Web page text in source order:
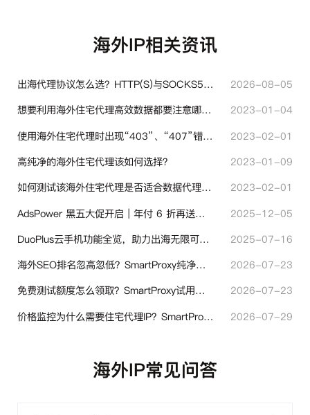
海外IP相关资讯
出海代理协议怎么选？HTTP(S)与SOCKS5核心差异与选型技巧
2026-08-05
想要利用海外住宅代理高效数据都要注意哪些地方？
2023-01-04
使用海外住宅代理时出现“403”、“407”错误代码时代表什么？
2023-02-01
高纯净的海外住宅代理该如何选择？
2023-01-09
如何测试该海外住宅代理是否适合数据代理使用？
2023-02-01
AdsPower 黑五大促开启｜年付 6 折再送半年＋豪礼抽奖
2025-12-05
DuoPlus云手机功能全览，助力出海无限可能！
2025-07-16
海外SEO排名忽高忽低？SmartProxy纯净住宅IP助力站点权重稳定
2026-07-23
免费测试额度怎么领取？SmartProxy试用产品完整体验指引
2026-07-23
价格监控为什么需要住宅代理IP？SmartProxy助力跨境商家实现全球竞品数据采集
2026-07-29
海外IP常见问答